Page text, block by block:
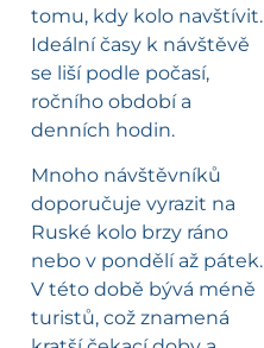
tomu, kdy kolo navštívit.
Ideální časy k návštěvě
se liší podle počasí,
ročního období a
denních hodin.
Mnoho návštěvníků
doporučuje vyrazit na
Ruské kolo brzy ráno
nebo v pondělí až pátek.
V této době bývá méně
turistů, což znamená